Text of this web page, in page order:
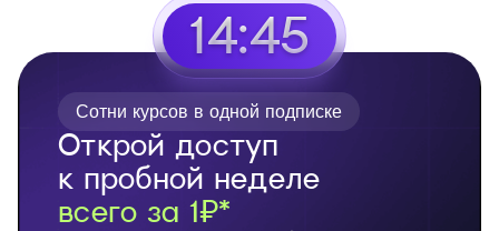
14:44
Открой доступ
к пробной неделе
всего за 1₽*
Сотни курсов в одной подписке